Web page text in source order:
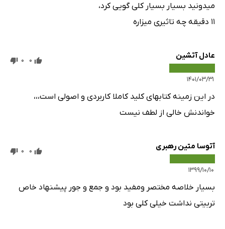
میدونید بسیار بسیار کلی گویی کرد،
۱۱ دقیقه چه تاثیری میزاره
عادل آتشین
۱۴۰۱/۰۳/۳۱
0
0
در این زمینه کتابهای کلید کاملا کاربردی و اصولی است،،،
خواندنش خالی از لطف نیست
آتوسا متین رهبری
۱۳۹۹/۱۰/۱۰
0
0
بسیار خلاصه مختصر ومفید بود و جمع و جور پیشنهاد خاص
تربیتی نداشت خیلی کلی بود